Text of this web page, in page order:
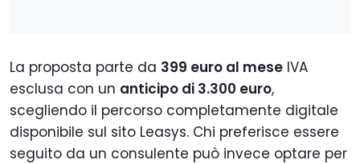
La proposta parte da 399 euro al mese IVA
esclusa con un anticipo di 3.300 euro,
scegliendo il percorso completamente digitale
disponibile sul sito Leasys. Chi preferisce essere
seguito da un consulente può invece optare per